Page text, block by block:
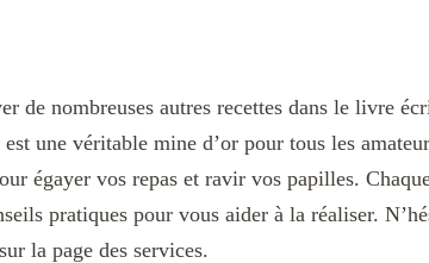
de nombreuses autres recettes dans le livre
une véritable mine d’or pour tous les
égayer vos repas et ravir vos papilles.
pratiques pour vous aider à la réaliser.
la page des services.